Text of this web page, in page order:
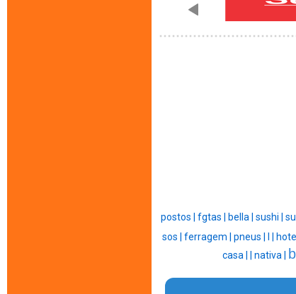
postos | fgtas | bella | sushi |
sos | ferragem | pneus | hote
casa | nativa |